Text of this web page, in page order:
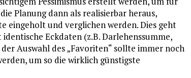
Planung dann als realisierbar heraus,
eingeholt und verglichen werden. Dies geht
Eckdaten (z.B. Darlehenssumme,
Auswahl des „Favoriten“ sollte immer noch
um so die wirklich günstigste